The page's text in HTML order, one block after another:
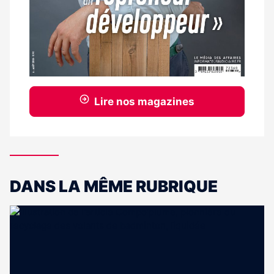
Lire nos magazines
DANS LA MÊME RUBRIQUE